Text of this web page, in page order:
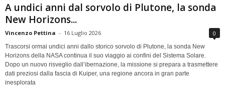
A undici anni dal sorvolo di Plutone, la sonda
New Horizons...
Vincenzo Pettina - 16 Luglio 2026 0
Trascorsi ormai undici anni dallo storico sorvolo di Plutone, la sonda New
Horizons della NASA continua il suo viaggio ai confini del Sistema Solare.
Dopo un nuovo risveglio dall’ibernazione, la missione si prepara a trasmettere
dati preziosi dalla fascia di Kuiper, una regione ancora in gran parte
inesplorata